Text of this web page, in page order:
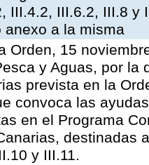
III.4.2, III.6.2, III.8 y
anexo a la misma
Orden, 15
y Aguas, por la
prevista en la
convoca las
en el Programa
destinadas
y III.11.